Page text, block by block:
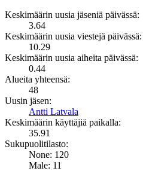
Keskimäärin uusia jäseniä päivässä:
3.64
Keskimäärin uusia viestejä päivässä:
10.29
Keskimäärin uusia aiheita päivässä:
0.44
Alueita yhteensä:
48
Uusin jäsen:
Antti Latvala
Keskimäärin käyttäjiä paikalla:
35.91
Sukupuolitilasto:
None: 120
Male: 11